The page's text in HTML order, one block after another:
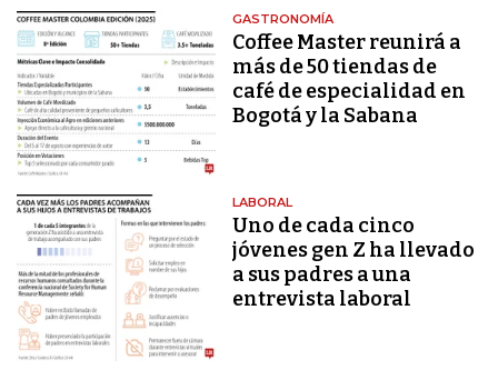
GASTRONOMÍA
Coffee Master reunirá a
más de 50 tiendas de
café de especialidad en
Bogotá y la Sabana
LABORAL
Uno de cada cinco
jóvenes gen Z ha llevado
a sus padres a una
entrevista laboral